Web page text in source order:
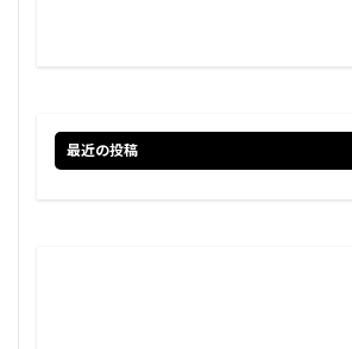
最近の投稿